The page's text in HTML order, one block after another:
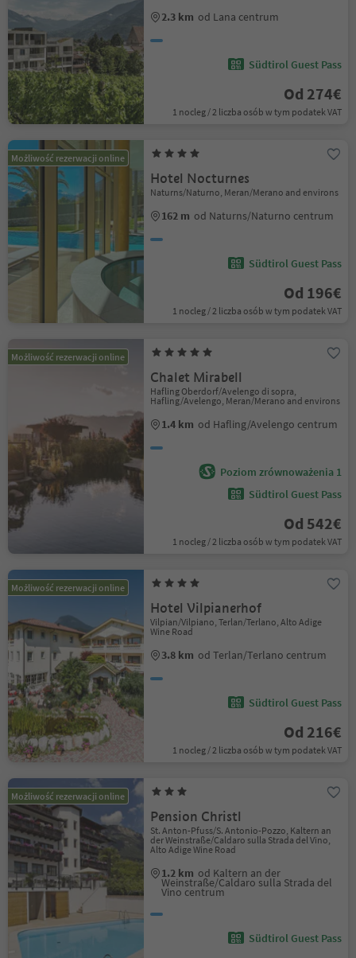
2.3 km od Lana centrum
Südtirol Guest Pass
Od 274€
1 nocleg / 2 liczba osób w tym podatek VAT
Możliwość rezerwacji online
Hotel Nocturnes
Naturns/Naturno, Meran/Merano and environs
162 m od Naturns/Naturno centrum
Südtirol Guest Pass
Od 196€
1 nocleg / 2 liczba osób w tym podatek VAT
Możliwość rezerwacji online
Chalet Mirabell
Hafling Oberdorf/Avelengo di sopra,
Hafling/Avelengo, Meran/Merano and environs
1.4 km od Hafling/Avelengo centrum
Poziom zrównoważenia 1
Südtirol Guest Pass
Od 542€
1 nocleg / 2 liczba osób w tym podatek VAT
Możliwość rezerwacji online
Hotel Vilpianerhof
Vilpian/Vilpiano, Terlan/Terlano, Alto Adige
Wine Road
3.8 km od Terlan/Terlano centrum
Südtirol Guest Pass
Od 216€
1 nocleg / 2 liczba osób w tym podatek VAT
Możliwość rezerwacji online
Pension Christl
St. Anton-Pfuss/S. Antonio-Pozzo, Kaltern an
der Weinstraße/Caldaro sulla Strada del Vino,
Alto Adige Wine Road
1.2 km od Kaltern an der
Weinstraße/Caldaro sulla Strada del
Vino centrum
Südtirol Guest Pass